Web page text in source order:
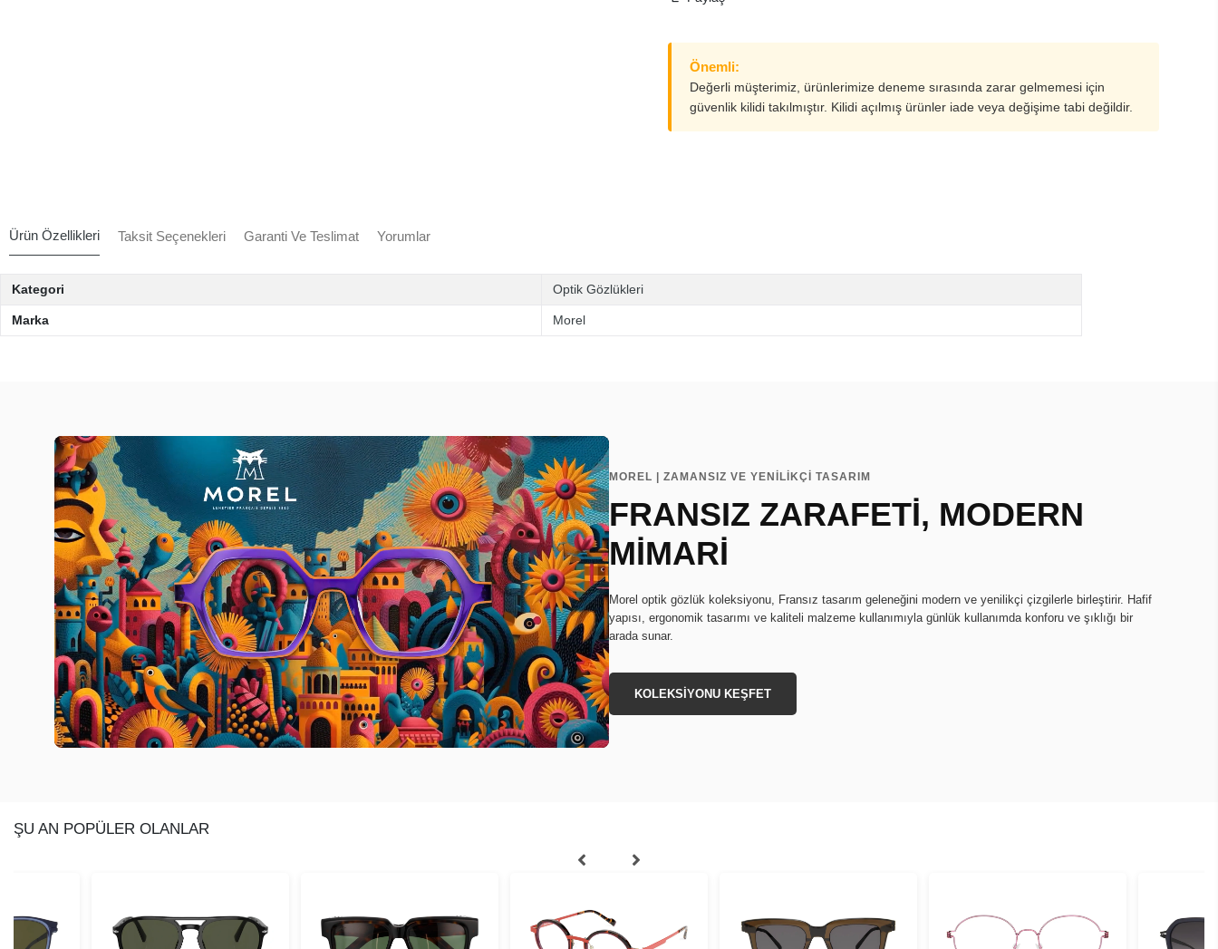
Önemli:
Değerli müşterimiz, ürünlerimize deneme sırasında zarar gelmemesi için
güvenlik kilidi takılmıştır. Kilidi açılmış ürünler iade veya değişime tabi değildir.
Ürün Özellikleri Taksit Seçenekleri Garanti Ve Teslimat Yorumlar
Kategori Optik Gözlükleri
Marka Morel
MOREL | ZAMANSIZ VE YENİLİKÇİ TASARIM
FRANSIZ ZARAFETİ, MODERN
MİMARİ
Morel optik gözlük koleksiyonu, Fransız tasarım geleneğini modern ve yenilikçi çizgilerle birleştirir. Hafif
yapısı, ergonomik tasarımı ve kaliteli malzeme kullanımıyla günlük kullanımda konforu ve şıklığı bir
arada sunar.
KOLEKSİYONU KEŞFET
ŞU AN POPÜLER OLANLAR